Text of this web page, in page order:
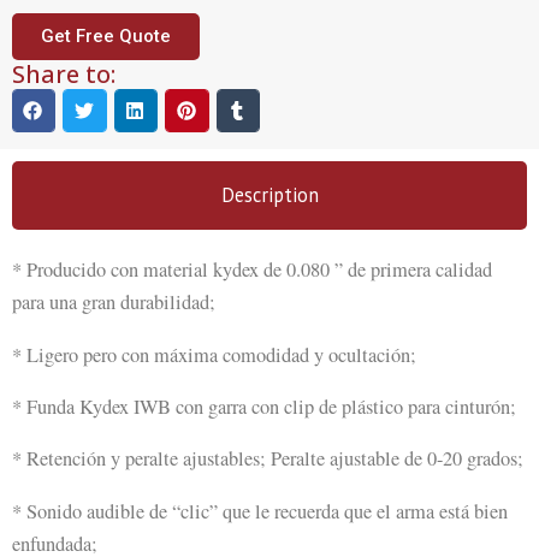
Get Free Quote
Share to:
Description
* Producido con material kydex de 0.080 ” de primera calidad
para una gran durabilidad;
* Ligero pero con máxima comodidad y ocultación;
* Funda Kydex IWB con garra con clip de plástico para cinturón;
* Retención y peralte ajustables; Peralte ajustable de 0-20 grados;
* Sonido audible de “clic” que le recuerda que el arma está bien
enfundada;